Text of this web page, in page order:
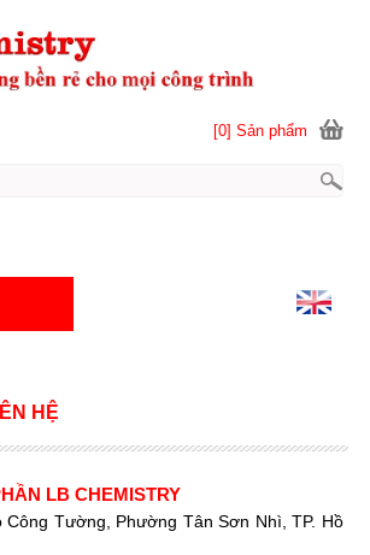
LB CHEMISTRY
Tường, Phường Tân Sơn Nhì, TP. Hồ
HỆ
[0] Sản phẩm